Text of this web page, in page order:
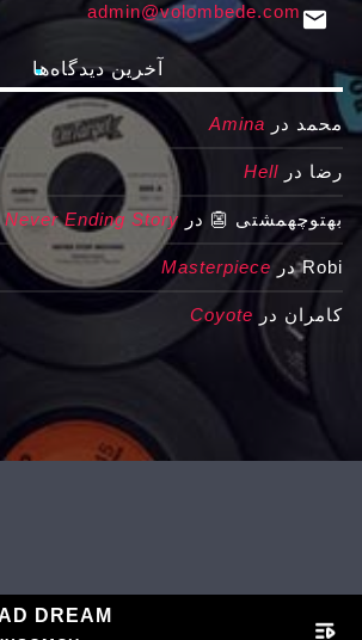
email
admin@volombede.com
آخرین دیدگاه‌ها
محمد در Amina
رضا در Hell
بهتوچهمشتی 👺 در Never Ending Story
RobiدرMasterpiece
کامران در Coyote
DREAM playlist_play